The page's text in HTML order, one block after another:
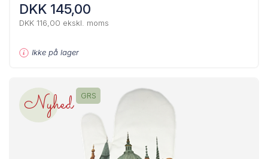
DKK 145,00
DKK 116,00 ekskl. moms
Ikke på lager
Nyhed GRS